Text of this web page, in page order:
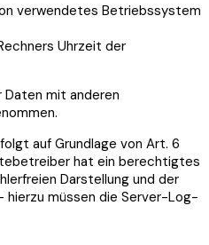
verwendetes Betriebssystem
Uhrzeit der
Daten mit anderen
auf Grundlage von Art. 6
hat ein berechtigtes
Darstellung und der
müssen die Server-Log-